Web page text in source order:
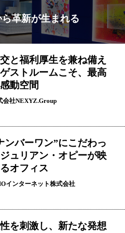
革新が生まれる
と福利厚生を兼ね備え
ストルームこそ、最高
動空間
会社NEXYZ.Group
ンバーワン”にこだわっ
ュリアン・オピーが映
オフィス
インターネット株式会社
を刺激し、新たな発想